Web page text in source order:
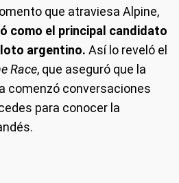
que atraviesa Alpine,
como el principal candidato
argentino. Así lo reveló el
Race, que aseguró que la
comenzó conversaciones
para conocer la